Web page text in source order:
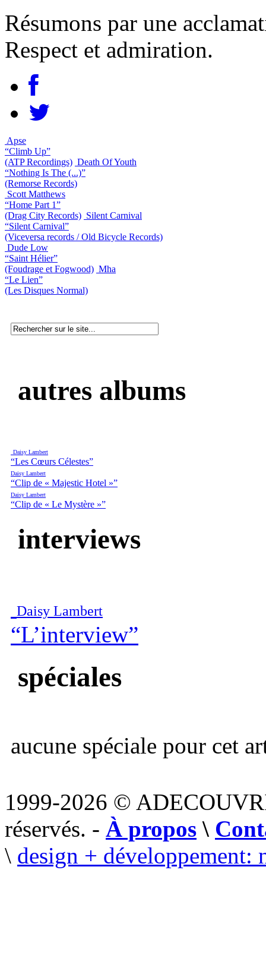
Résumons par une
Respect et admiration.
Apse
“Climb Up”
(ATP Recordings) Death Of Youth
“Nothing Is The (...)”
(Remorse Records)
Scott Matthews
“Home Part 1”
(Drag City Records) Silent Carnival
“Silent Carnival”
(Viceversa records / Old Bicycle Records)
Dude Low
“Saint Hélier”
(Foudrage et Fogwood) Mha
“Le Lien”
(Les Disques Normal)
autres albums
Daisy Lambert
“Les Cœurs Célestes”
Daisy Lambert
“Clip de « Majestic Hotel »”
Daisy Lambert
“Clip de « Le Mystère »”
interviews
Daisy Lambert
“L’interview”
spéciales
aucune spéciale pour cet
1999-2026 ©
réservés. - À propos \
\ design + développement: